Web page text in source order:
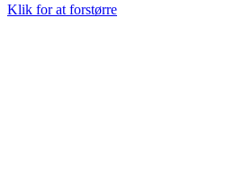
Klik for at forstørre